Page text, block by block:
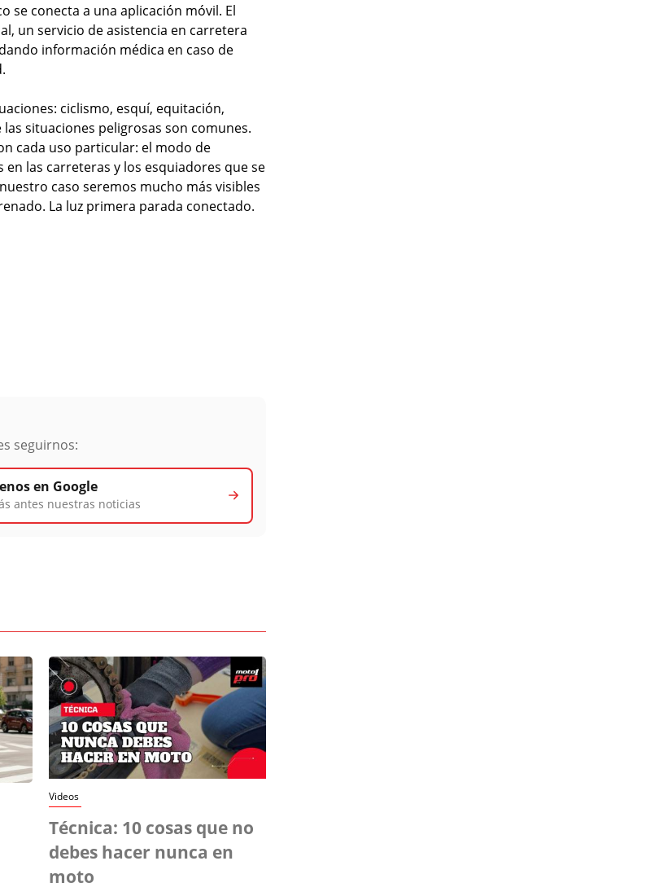
se conecta a una aplicación móvil. El
un servicio de asistencia en carretera
información médica en caso de
ciclismo, esquí, equitación,
situaciones peligrosas son comunes.
cada uso particular: el modo de
las carreteras y los esquiadores que se
caso seremos mucho más visibles
La luz primera parada conectado.
seguirnos:
en Google
antes nuestras noticias
Videos
Técnica: 10 cosas que no
debes hacer nunca en
moto